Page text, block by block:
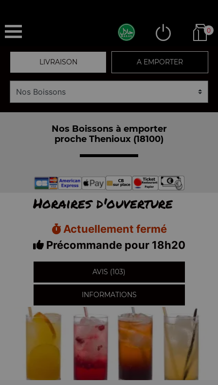
0
LIVRAISON A EMPORTER
Nos Boissons à emporter
proche Thenioux (18100)
Horaires d'ouverture
Actuellement fermé
Précommande pour 18h20
AVIS (103)
INFORMATIONS